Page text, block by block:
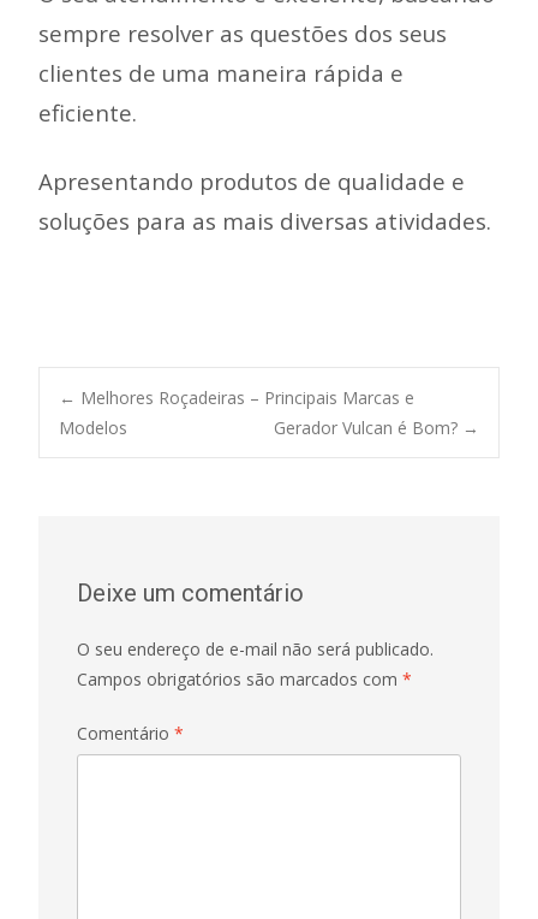
sempre resolver as questões dos seus
clientes de uma maneira rápida e
eficiente.
Apresentando produtos de qualidade e
soluções para as mais diversas atividades.
Post
← Melhores Roçadeiras – Principais Marcas e
Modelos
Gerador Vulcan é Bom? →
Deixe um comentário
O seu endereço de e-mail não será publicado.
Campos obrigatórios são marcados com *
Comentário *